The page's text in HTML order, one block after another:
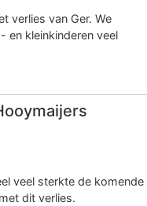
verlies van Ger. We
en kleinkinderen veel
veel sterkte de komende
dit verlies.